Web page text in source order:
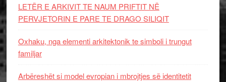
LETËR E ARKIVIT TE NAUM PRIFTIT NË
PERVJETORIN E PARE TE DRAGO SILIQIT
Oxhaku, nga elementi arkitektonik te simboli i trungut
familjar
Arbëreshët si model evropian i mbrojtjes së identitetit